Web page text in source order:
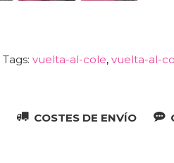
Tags: vuelta-al-cole vuelta-al-
COSTES DE ENVÍO